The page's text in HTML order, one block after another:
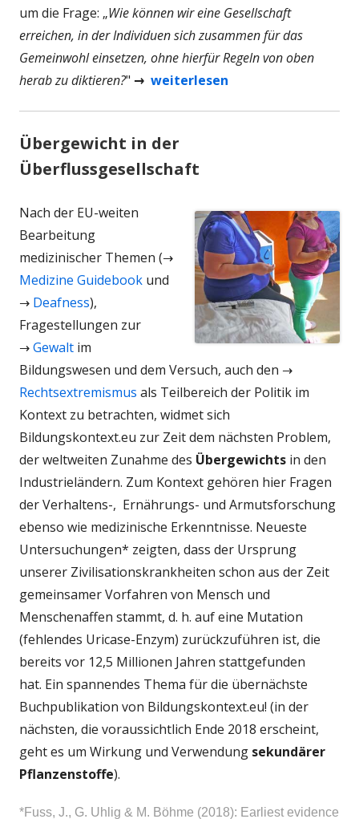
um die Frage: „Wie können wir eine Gesellschaft
erreichen, in der Individuen sich zusammen für das
Gemeinwohl einsetzen, ohne hierfür Regeln von oben
herab zu diktieren?" → weiterlesen
Übergewicht in der
Überflussgesellschaft
Nach der EU-weiten
Bearbeitung
medizinischer Themen (→
Medizine Guidebook und
→ Deafness),
Fragestellungen zur
→Gewalt im
Bildungswesen und dem Versuch, auch den →
Rechtsextremismus als Teilbereich der Politik im
Kontext zu betrachten, widmet sich
Bildungskontext.eu zur Zeit dem nächsten Problem,
der weltweiten Zunahme des Übergewichts in den
Industrieländern. Zum Kontext gehören hier Fragen
der Verhaltens-, Ernährungs- und Armutsforschung
ebenso wie medizinische Erkenntnisse. Neueste
Untersuchungen* zeigten, dass der Ursprung
unserer Zivilisationskrankheiten schon aus der Zeit
gemeinsamer Vorfahren von Mensch und
Menschenaffen stammt, d. h. auf eine Mutation
(fehlendes Uricase-Enzym) zurückzuführen ist, die
bereits vor 12,5 Millionen Jahren stattgefunden
hat. Ein spannendes Thema für die übernächste
Buchpublikation von Bildungskontext.eu! (in der
nächsten, die voraussichtlich Ende 2018 erscheint,
geht es um Wirkung und Verwendung sekundärer
Pflanzenstoffe).
*Fuss, J., G. Uhlig & M. Böhme (2018): Earliest evidence